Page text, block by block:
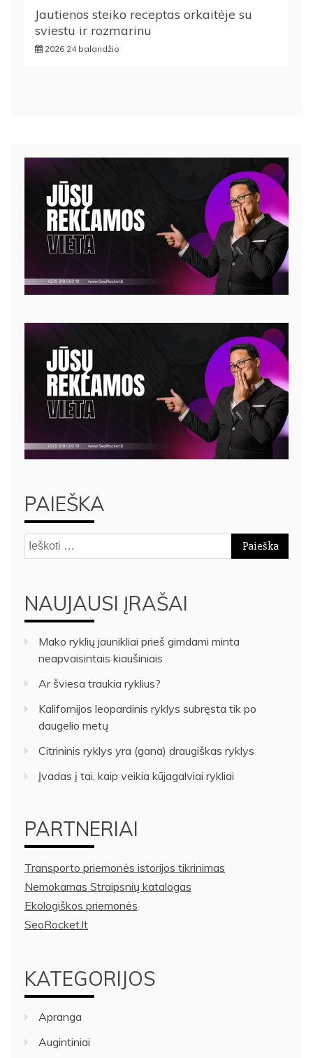
Jautienos steiko receptas orkaitėje su
sviestu ir rozmarinu
2026 24 balandžio
PAIEŠKA
Ieškoti:
NAUJAUSI ĮRAŠAI
Mako ryklių jaunikliai prieš gimdami minta
neapvaisintais kiaušiniais
Ar šviesa traukia ryklius?
Kalifornijos leopardinis ryklys subręsta tik po
daugelio metų
Citrininis ryklys yra (gana) draugiškas ryklys
Įvadas į tai, kaip veikia kūjagalviai rykliai
PARTNERIAI
Transporto priemonės istorijos tikrinimas
Nemokamas Straipsnių katalogas
Ekologiškos priemonės
SeoRocket.lt
KATEGORIJOS
Apranga
Augintiniai